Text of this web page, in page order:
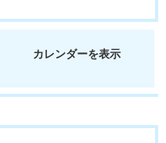
カレンダーを表示